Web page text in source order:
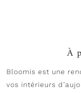
À
Bloomis est une
vos intérieurs